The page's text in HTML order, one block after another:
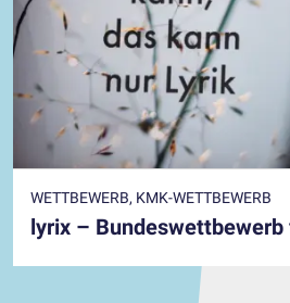
WETTBEWERB, KMK-WETTBEWERB
lyrix –